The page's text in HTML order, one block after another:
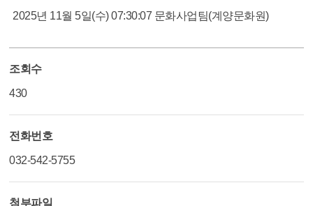
2025년 11월 5일(수) 07:30:07 문화사업팀(계양문화원)
조회수
430
전화번호
032-542-5755
첨부파일